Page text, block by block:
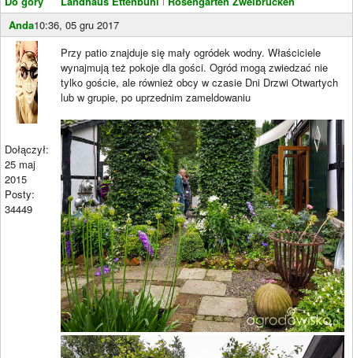
Anda10:36, 05 gru 2017
Dołączył:
25 maj
2015
Posty:
34449
Przy patio znajduje się mały ogródek wodny. Właściciele
wynajmują też pokoje dla gości. Ogród mogą zwiedzać nie
tylko goście, ale również obcy w czasie Dni Drzwi Otwartych
lub w grupie, po uprzednim zameldowaniu